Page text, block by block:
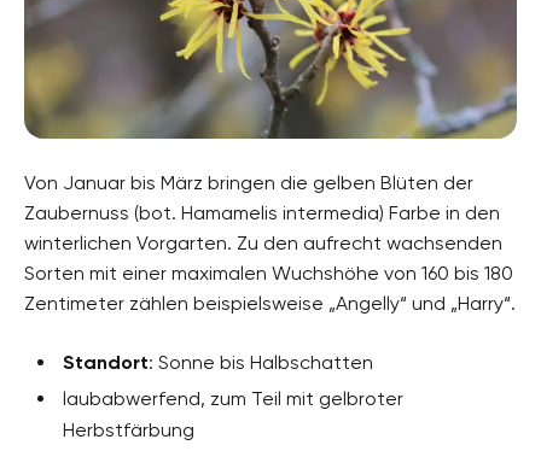
Von Januar bis März bringen die gelben Blüten der
Zaubernuss (bot. Hamamelis intermedia) Farbe in den
winterlichen Vorgarten. Zu den aufrecht wachsenden
Sorten mit einer maximalen Wuchshöhe von 160 bis 180
Zentimeter zählen beispielsweise „Angelly“ und „Harry“.
Standort: Sonne bis Halbschatten
laubabwerfend, zum Teil mit gelbroter
Herbstfärbung